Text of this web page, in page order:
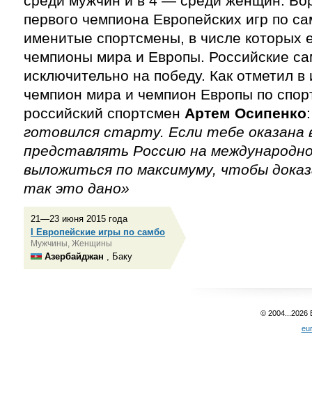
первого чемпиона Европейских игр по
именитые спортсмены, в числе которых
чемпионы мира и Европы. Российские
исключительно на победу. Как отметил
чемпион мира и чемпион Европы по
российский спортсмен Артем Осипенко
готовился старту. Если тебе оказана
представлять Россию на
выложиться по максимуму, чтобы
так это дано»
21—23 июня 2015 года
I Европейские игры по самбо
Мужчины, Женщины
Азербайджан , Баку
© 2004...2026